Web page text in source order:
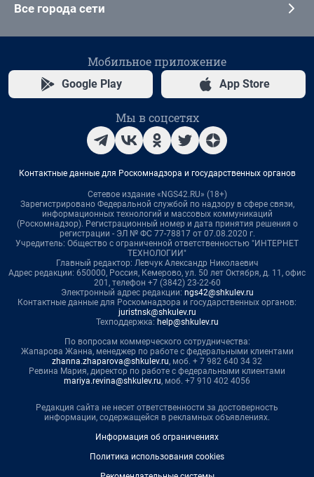
Все города сети
Мобильное приложение
Google Play App Store
Мы в соцсетях
Контактные данные для Роскомнадзора и государственных органов
Сетевое издание «NGS42.RU» (18+)
Зарегистрировано Федеральной службой по надзору в сфере связи,
информационных технологий и массовых коммуникаций
(Роскомнадзор). Регистрационный номер и дата принятия решения о
регистрации - ЭЛ № ФС 77-78817 от 07.08.2020 г.
Учредитель: Общество с ограниченной ответственностью "ИНТЕРНЕТ
ТЕХНОЛОГИИ"
Главный редактор: Левчук Александр Николаевич
Адрес редакции: 650000, Россия, Кемерово, ул. 50 лет Октября, д. 11, офис
201, телефон +7 (3842) 23-22-60
Электронный адрес редакции: ngs42@shkulev.ru
Контактные данные для Роскомнадзора и государственных органов:
juristnsk@shkulev.ru
Техподдержка: help@shkulev.ru
По вопросам коммерческого сотрудничества:
Жапарова Жанна, менеджер по работе с федеральными клиентами
zhanna.zhaparova@shkulev.ru, моб. + 7 982 640 34 32
Ревина Мария, директор по работе с федеральными клиентами
mariya.revina@shkulev.ru, моб. +7 910 402 4056
Редакция сайта не несет ответственности за достоверность
информации, содержащейся в рекламных объявлениях.
Информация об ограничениях
Политика использования cookies